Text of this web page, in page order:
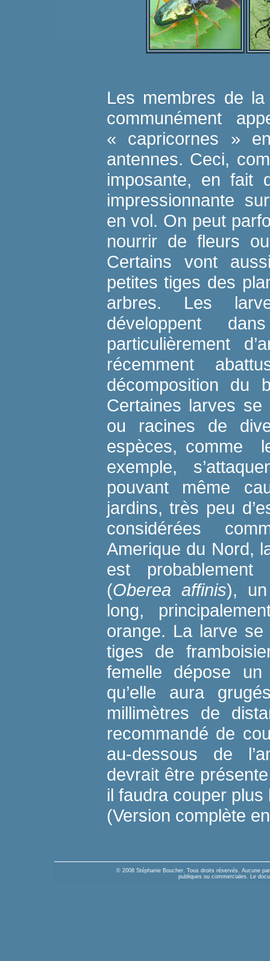
Les membres de
communément
« capricornes »
antennes. Ceci,
imposante, en fait
impressionnante
en vol. On peut
nourrir de fleurs
Certains vont
petites tiges des
arbres. Les
développent
particulièrement
récemment
décomposition du
Certaines larves
ou racines de
espèces, comme
exemple,
pouvant même
jardins, très peu
considérées
Amerique du Nord,
est probablement
(Oberea affinis),
long,
orange. La larve
tiges de
femelle dépose
qu’elle aura
millimètres de
recommandé de
au-dessous de
devrait être
il faudra couper
(Version complète
© 2008 Stéphanie Boucher. Tous droits réservés. Aucune
publiques ou commerciales. Le